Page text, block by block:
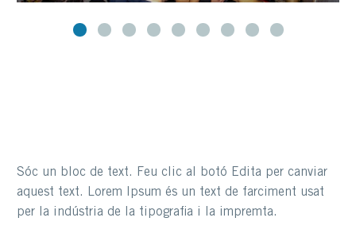
Sóc un bloc de text. Feu clic al botó Edita per canviar
aquest text. Lorem Ipsum és un text de farciment usat
per la indústria de la tipografia i la impremta.